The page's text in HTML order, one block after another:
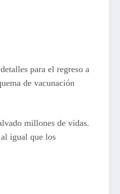
para el regreso a
de vacunación
millones de vidas.
igual que los